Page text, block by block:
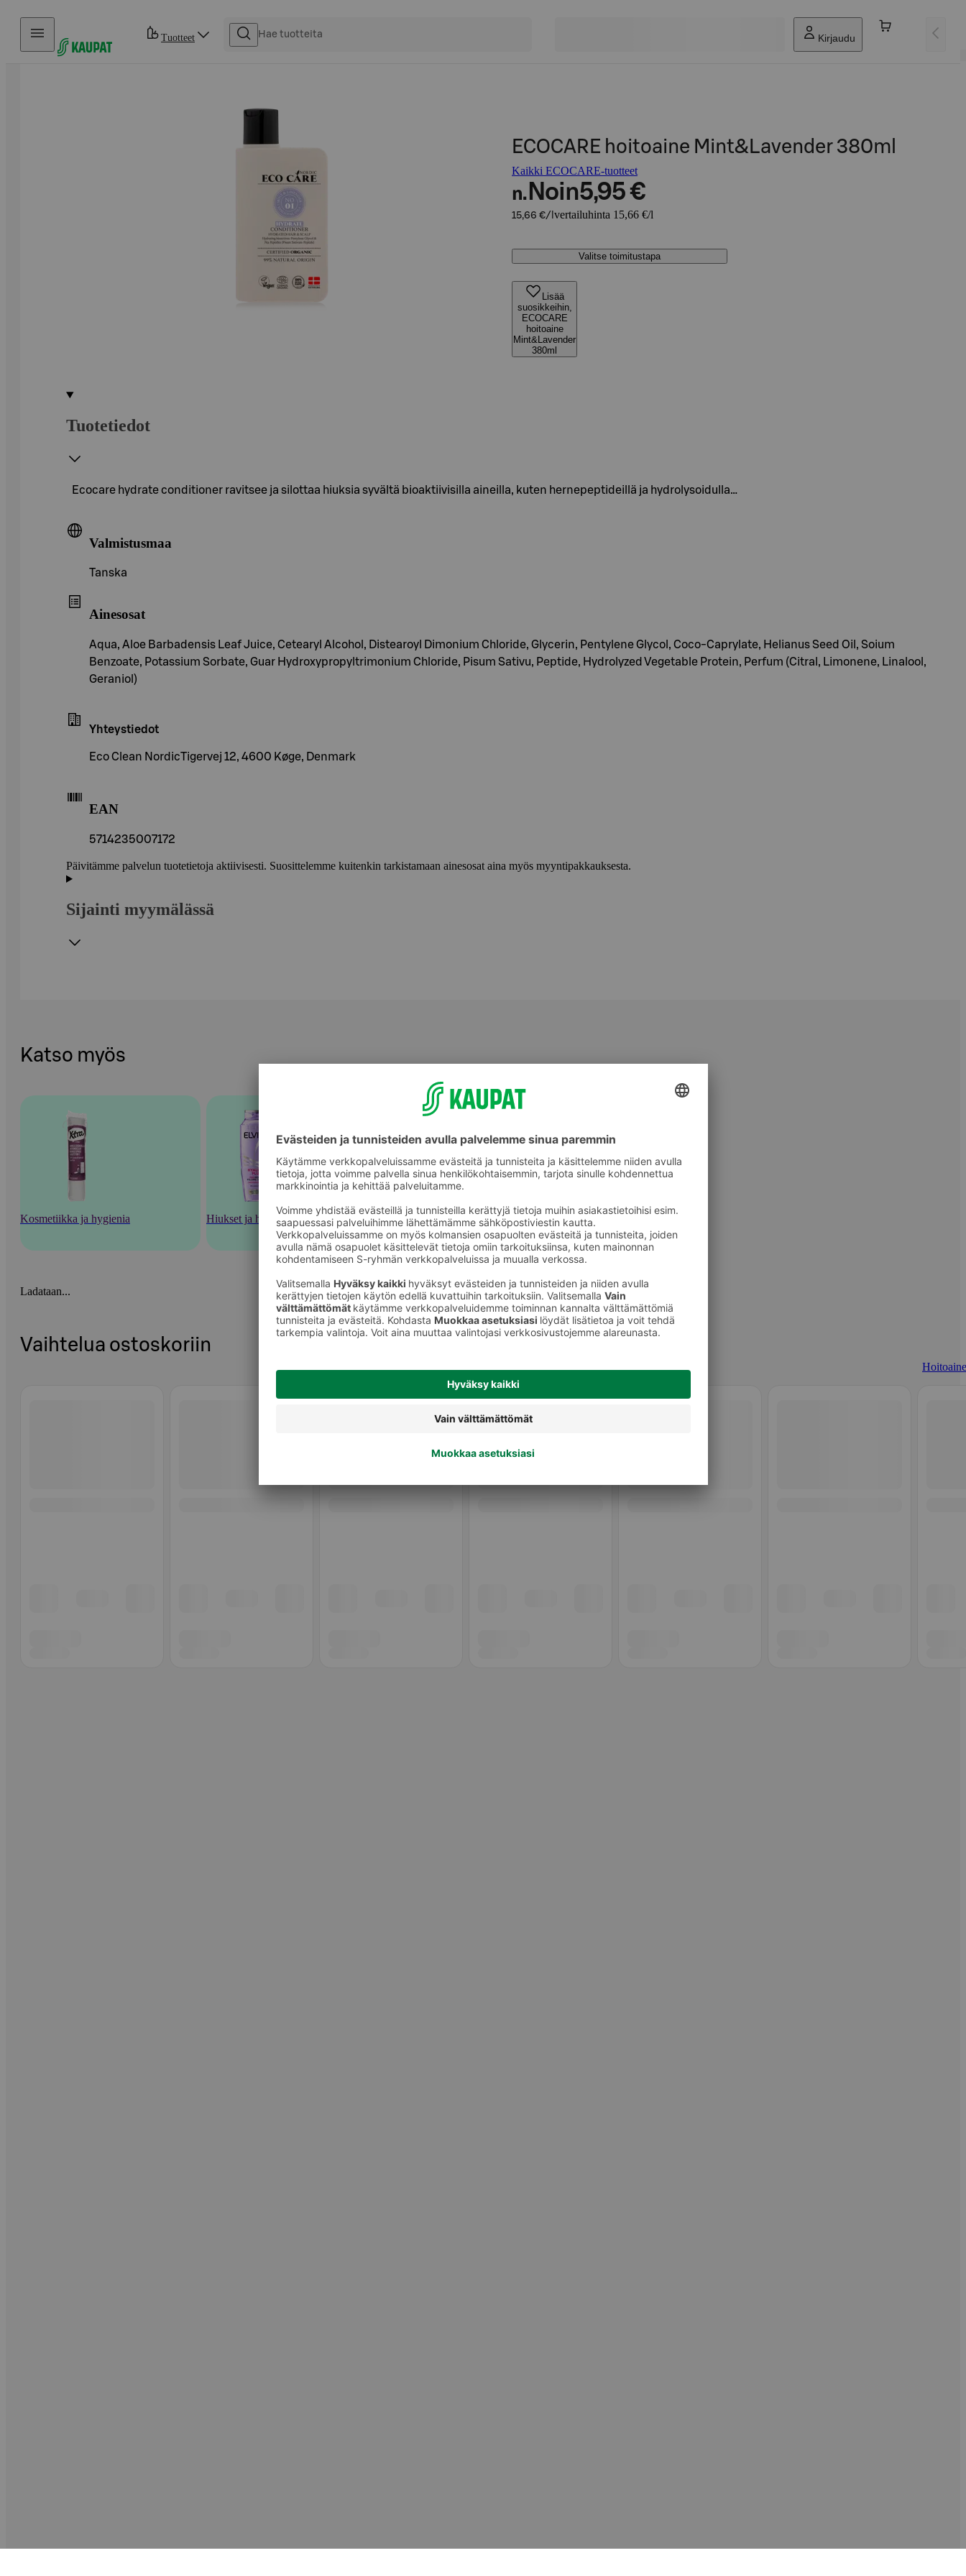
Hyppää sisältöön
Tuotteet Kirjaudu
ECOCARE hoitoaine Mint&Lavender 380ml
Kaikki ECOCARE-tuotteet
n. Noin5,95 €
15,66 €/l vertailuhinta 15,66 €/l
Valitse toimitustapa
Lisää
suosikkeihin,
ECOCARE
hoitoaine
Mint&Lavender
380ml
Tuotetiedot
Ecocare hydrate conditioner ravitsee ja silottaa hiuksia syvältä bioaktiivisilla aineilla, kuten hernepeptideillä ja hydrolysoidulla…
Valmistusmaa
Tanska
Ainesosat
Aqua, Aloe Barbadensis Leaf Juice, Cetearyl Alcohol, Distearoyl Dimonium Chloride, Glycerin, Pentylene Glycol, Coco-Caprylate, Helianus Seed Oil, Soium
Benzoate, Potassium Sorbate, Guar Hydroxypropyltrimonium Chloride, Pisum Sativu, Peptide, Hydrolyzed Vegetable Protein, Perfum (Citral, Limonene, Linalool,
Geraniol)
Yhteystiedot
Eco Clean NordicTigervej 12, 4600 Køge, Denmark
EAN
5714235007172
Päivitämme palvelun tuotetietoja aktiivisesti. Suosittelemme kuitenkin tarkistamaan ainesosat aina myös myyntipakkauksesta.
Sijainti myymälässä
Katso myös
Kosmetiikka ja hygienia Hiukset ja hiustenhoito Hoitoaineet
Ladataan...
Vaihtelua ostoskoriin